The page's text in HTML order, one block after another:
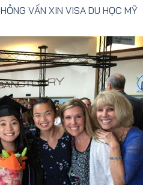
VẤN XIN VISA DU HỌC MỸ